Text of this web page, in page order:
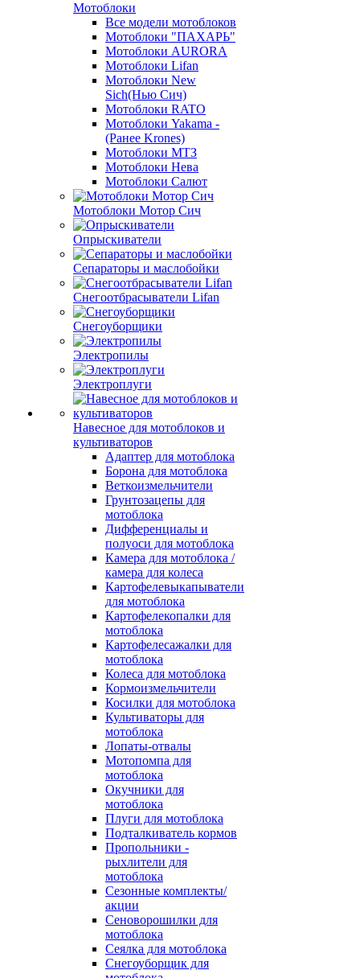
Мотоблоки
Все модели мотоблоков
Мотоблоки "ПАХАРЬ"
Мотоблоки AURORA
Мотоблоки Lifan
Мотоблоки New
Sich(Нью Сич)
Мотоблоки RATO
Мотоблоки Yakama -
(Ранее Krones)
Мотоблоки МТЗ
Мотоблоки Нева
Мотоблоки Салют
Мотоблоки Мотор Сич
Опрыскиватели
Сепараторы и маслобойки
Снегоотбрасыватели Lifan
Снегоуборщики
Электропилы
Электроплуги
Навесное для мотоблоков и
культиваторов
Адаптер для мотоблока
Борона для мотоблока
Веткоизмельчители
Грунтозацепы для
мотоблока
Дифференциалы и
полуоси для мотоблока
Камера для мотоблока /
камера для колеса
Картофелевыкапыватели
для мотоблока
Картофелекопалки для
мотоблока
Картофелесажалки для
мотоблока
Колеса для мотоблока
Кормоизмельчители
Косилки для мотоблока
Культиваторы для
мотоблока
Лопаты-отвалы
Мотопомпа для
мотоблока
Окучники для
мотоблока
Плуги для мотоблока
Подталкиватель кормов
Пропольники -
рыхлители для
мотоблока
Сезонные комплекты/
акции
Сеноворошилки для
мотоблока
Сеялка для мотоблока
Снегоуборщик для